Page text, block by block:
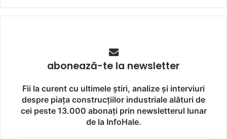
abonează-te la newsletter
Fii la curent cu ultimele știri, analize și interviuri
despre piața construcțiilor industriale alături de
cei peste 13.000 abonați prin newsletterul lunar
de la InfoHale.